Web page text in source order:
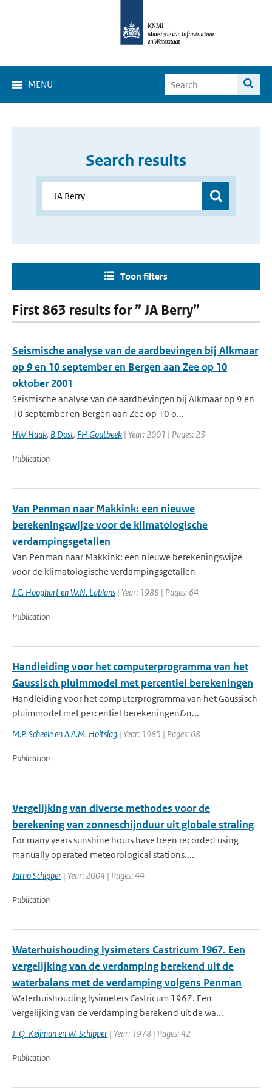
MENU
Search results
Toon filters
First 863 results for ” JA Berry”
Seismische analyse van de aardbevingen bij Alkmaar
op 9 en 10 september en Bergen aan Zee op 10
oktober 2001
Seismische analyse van de aardbevingen bij Alkmaar op 9 en
10 september en Bergen aan Zee op 10 o...
HW Haak, B Dost, FH Goutbeek | Year: 2001 | Pages: 23
Publication
Van Penman naar Makkink: een nieuwe
berekeningswijze voor de klimatologische
verdampingsgetallen
Van Penman naar Makkink: een nieuwe berekeningswijze
voor de klimatologische verdampingsgetallen
J.C. Hooghart en W.N. Lablans | Year: 1988 | Pages: 64
Publication
Handleiding voor het computerprogramma van het
Gaussisch pluimmodel met percentiel berekeningen
Handleiding voor het computerprogramma van het Gaussisch
pluimmodel met percentiel berekeningen&n...
M.P. Scheele en A.A.M. Holtslag | Year: 1985 | Pages: 68
Publication
Vergelijking van diverse methodes voor de
berekening van zonneschijnduur uit globale straling
For many years sunshine hours have been recorded using
manually operated meteorological stations....
Jarno Schipper | Year: 2004 | Pages: 44
Publication
Waterhuishouding lysimeters Castricum 1967. Een
vergelijking van de verdamping berekend uit de
waterbalans met de verdamping volgens Penman
Waterhuishouding lysimeters Castricum 1967. Een
vergelijking van de verdamping berekend uit de wa...
J. Q. Keijman en W. Schipper | Year: 1978 | Pages: 42
Publication